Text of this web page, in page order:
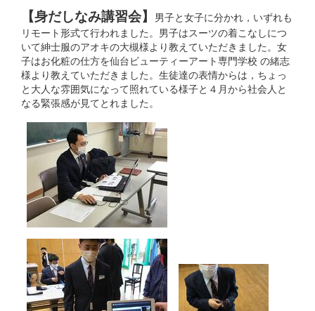
【身だしなみ講習会】 男子と女子に分かれ，いずれも
リモート形式て行われました。男子はスーツの着こなしにつ
いて紳士服のアオキの大槻様より教えていただきました。女
子はお化粧の仕方を仙台ビューティーアート専門学校 の緒志
様より教えていただきました。生徒達の表情からは，ちょっ
と大人な雰囲気になって照れている様子と４月から社会人と
なる緊張感が見てとれました。